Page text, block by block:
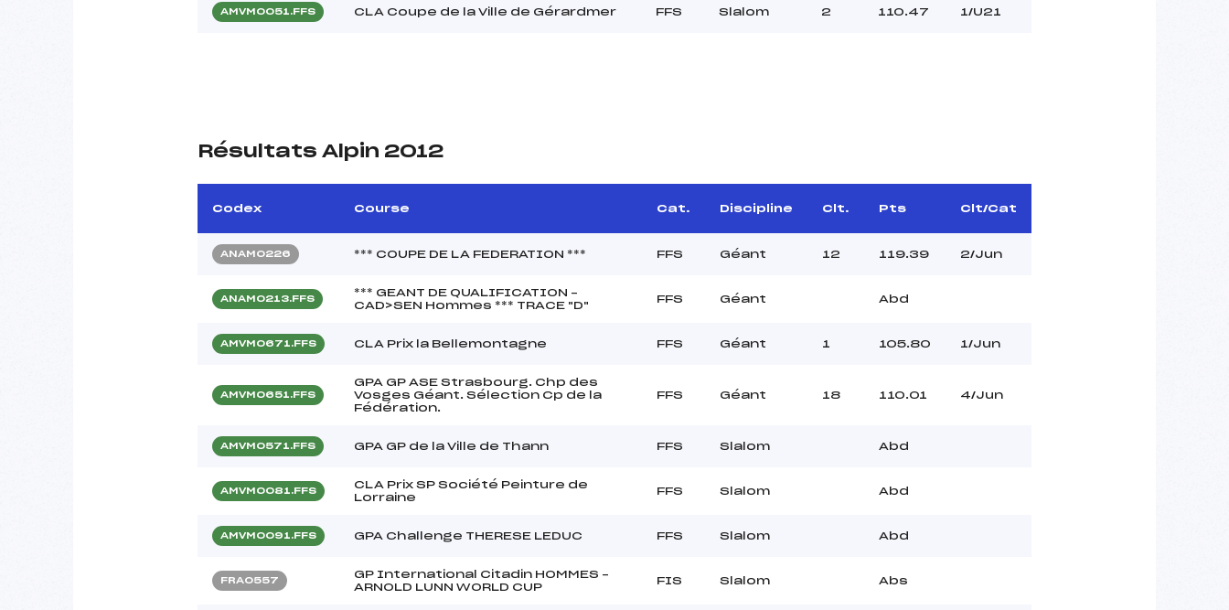
AMVM0051.FFS CLA Coupe de la Ville de Gérardmer FFS Slalom 2 110.47 1/U21
Résultats Alpin 2012
Codex Course Cat. Discipline Clt. Pts Clt/Cat
ANAM0226 *** COUPE DE LA FEDERATION *** FFS Géant 12 119.39 2/Jun
ANAM0213.FFS
*** GEANT DE QUALIFICATION –
CAD>SEN Hommes *** TRACE "D"
FFS Géant Abd
AMVM0671.FFS CLA Prix la Bellemontagne FFS Géant 1 105.80 1/Jun
AMVM0651.FFS
GPA GP ASE Strasbourg. Chp des
Vosges Géant. Sélection Cp de la
Fédération.
FFS Géant 18 110.01 4/Jun
AMVM0571.FFS GPA GP de la Ville de Thann FFS Slalom Abd
AMVM0081.FFS
CLA Prix SP Société Peinture de
Lorraine
FFS Slalom Abd
AMVM0091.FFS GPA Challenge THERESE LEDUC FFS Slalom Abd
FRA0557
GP International Citadin HOMMES –
ARNOLD LUNN WORLD CUP
FIS Slalom Abs